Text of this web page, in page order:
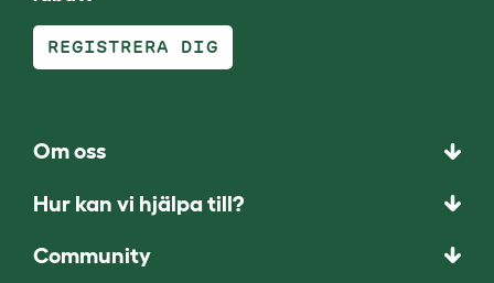
REGISTRERA DIG
Om oss
Hur kan vi hjälpa till?
Community